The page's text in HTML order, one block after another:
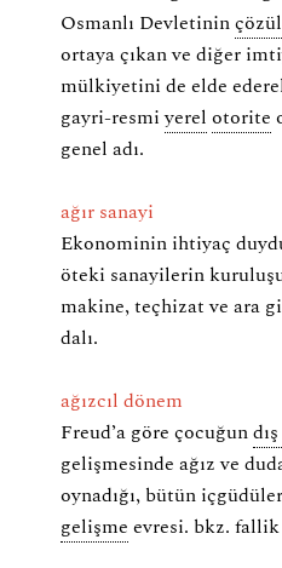
Osmanlı Devletinin
ortaya çıkan ve diğer
mülkiyetini de elde
gayri-resmiyerel otorite
genel adı.
ağır sanayi
Ekonominin ihtiyaç
öteki sanayilerin
makine, teçhizat ve ara
dalı.
ağızcıl dönem
Freud’a göre çocuğun
gelişmesinde ağız ve
oynadığı, bütün
gelişme evresi. bkz.